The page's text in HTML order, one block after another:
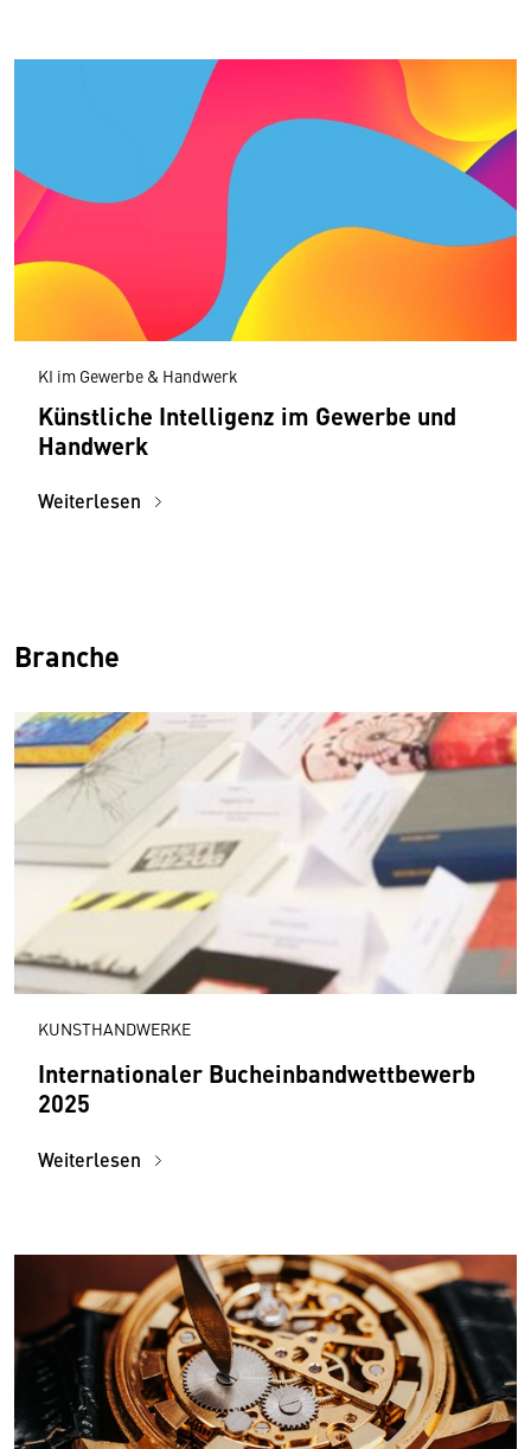
KI im Gewerbe & Handwerk
Künstliche Intelligenz im Gewerbe und
Handwerk
Weiterlesen
Branche
KUNSTHANDWERKE
Internationaler Bucheinbandwettbewerb
2025
Weiterlesen